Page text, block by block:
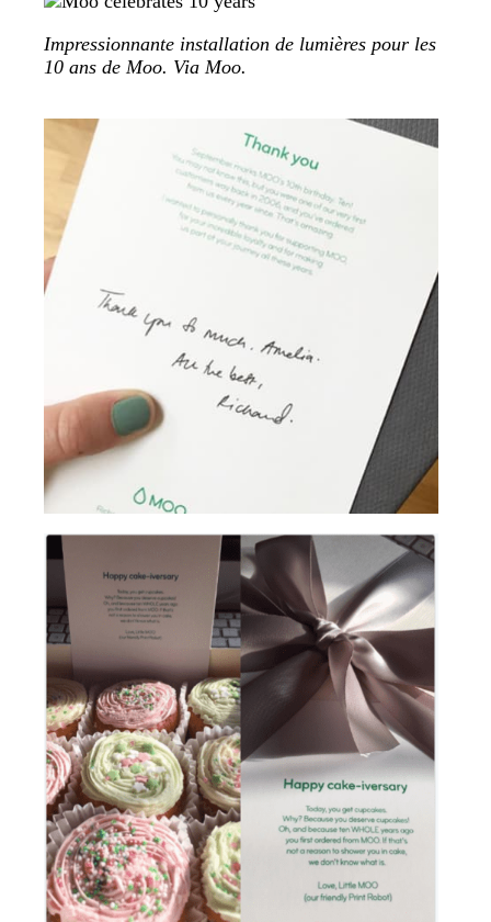
Impressionnante installation de lumières pour les
10 ans de Moo. Via Moo.